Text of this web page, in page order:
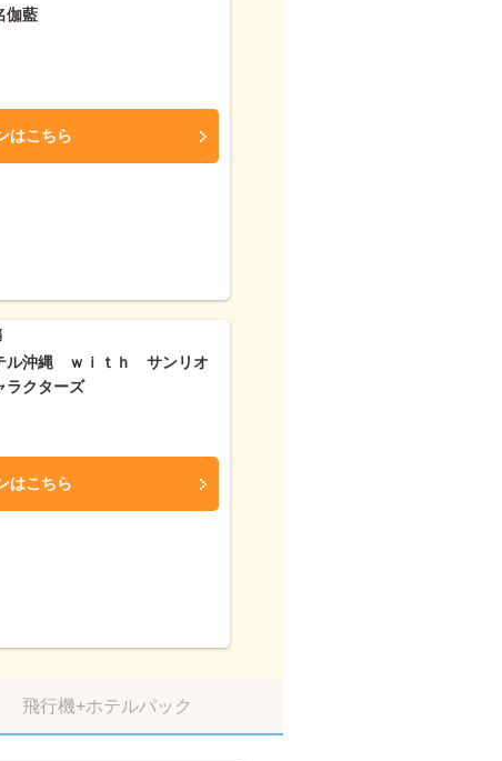
伽藍
はこちら
ル沖縄 ｗｉｔｈ サンリオ
ラクターズ
はこちら
飛行機+ホテルパック